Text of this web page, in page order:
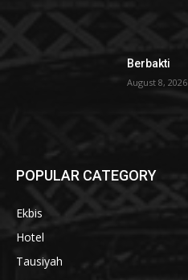
Berbakti
August 8, 2026
POPULAR CATEGORY
Ekbis
Hotel
Tausiyah